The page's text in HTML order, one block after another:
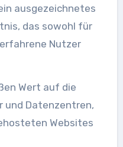
ausgezeichnetes
das sowohl für
Nutzer
und Datenzentren,
Websites